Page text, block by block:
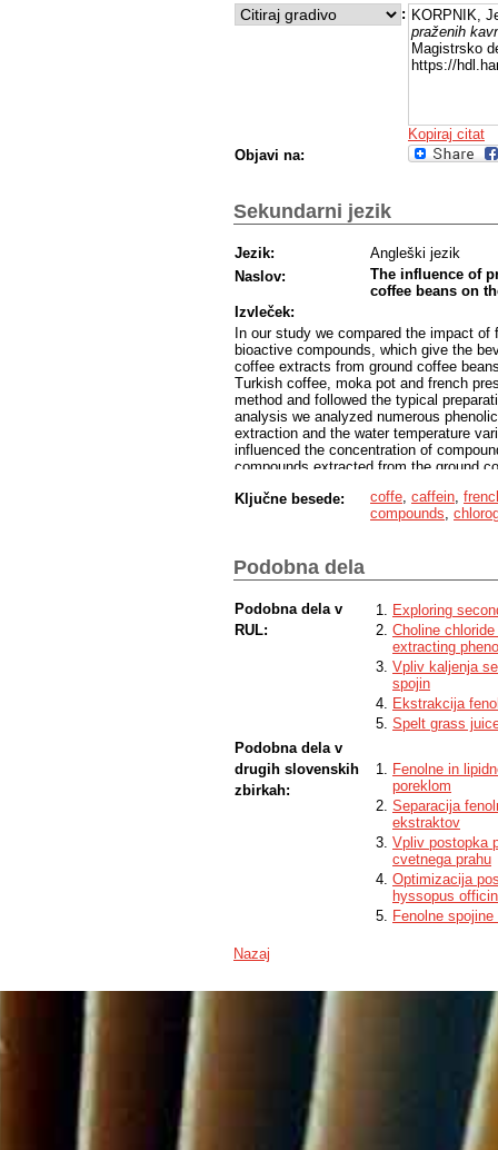
: KORPNIK,
praženih
Magistrsko
https://
Kopiraj citat
Objavi na:
Sekundarni jezik
Jezik:
Angleški jezik
Naslov:
The influence of
coffee beans on
Izvleček:
In our study we compared the impact
bioactive compounds, which give the
coffee extracts from ground coffee
Turkish coffee, moka pot and french
method and followed the typical
analysis we analyzed numerous
extraction and the water temperature
influenced the concentration of
compounds extracted from the ground
determine the effect of water
used the french press method, heated
largest share of all extracted
among the alkaloids.
Ključne besede: coffe caffein
compounds
Podobna dela
Podobna dela v
RUL:
Exploring
Choline
extracting
Vpliv kaljenja
spojin
Ekstrakcija
Spelt grass
Podobna dela v
drugih slovenskih
zbirkah:
Fenolne in
poreklom
Separacija
ekstraktov
Vpliv postopka
cvetnega prahu
Optimizacija
hyssopus
Fenolne
Nazaj